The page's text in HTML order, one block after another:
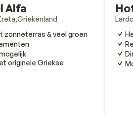
Alfa
Griekenland
zonneterras & veel groen
originele Griekse